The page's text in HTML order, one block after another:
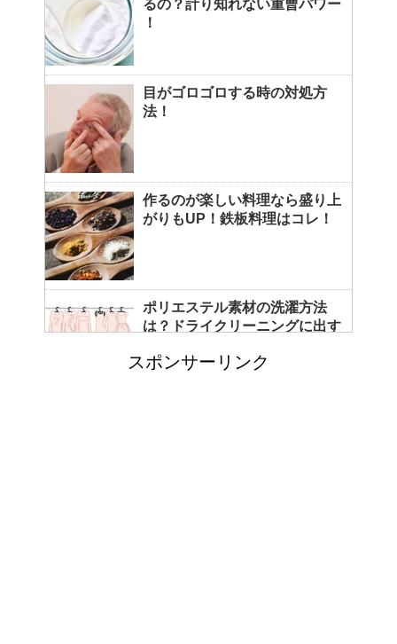
るの？計り知れない重曹パワー
！
目がゴロゴロする時の対処方
法！
作るのが楽しい料理なら盛り上
がりもUP！鉄板料理はコレ！
ポリエステル素材の洗濯方法
は？ドライクリーニングに出す
スポンサーリンク